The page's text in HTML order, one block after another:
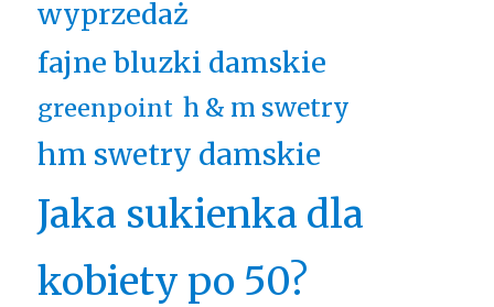
wyprzedaż
fajne bluzki damskie
greenpoint h & m swetry
hm swetry damskie
Jaka sukienka dla
kobiety po 50?